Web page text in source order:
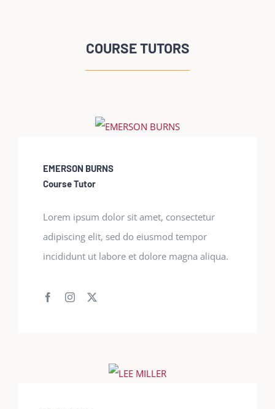
COURSE TUTORS
EMERSON BURNS
Course Tutor
Lorem ipsum dolor sit amet, consectetur
adipiscing elit, sed do eiusmod tempor
incididunt ut labore et dolore magna aliqua.